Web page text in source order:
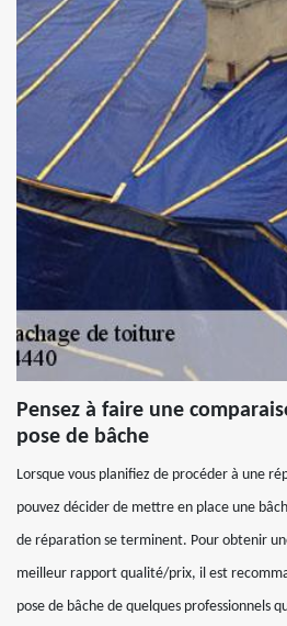
Pensez à faire une
pose de bâche
Lorsque vous planifiez de procéder à une
pouvez décider de mettre en place une
de réparation se terminent. Pour obtenir
meilleur rapport qualité/prix, il est
pose de bâche de quelques professionnels